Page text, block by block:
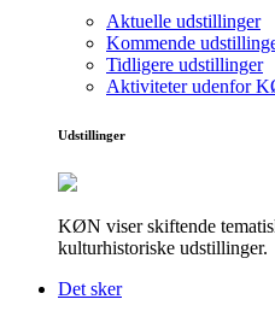
Aktuelle udstillinger
Kommende
Tidligere udstillinger
Aktiviteter udenfor
Udstillinger
KØN viser skiftende
kulturhistoriske udstillinger.
Det sker